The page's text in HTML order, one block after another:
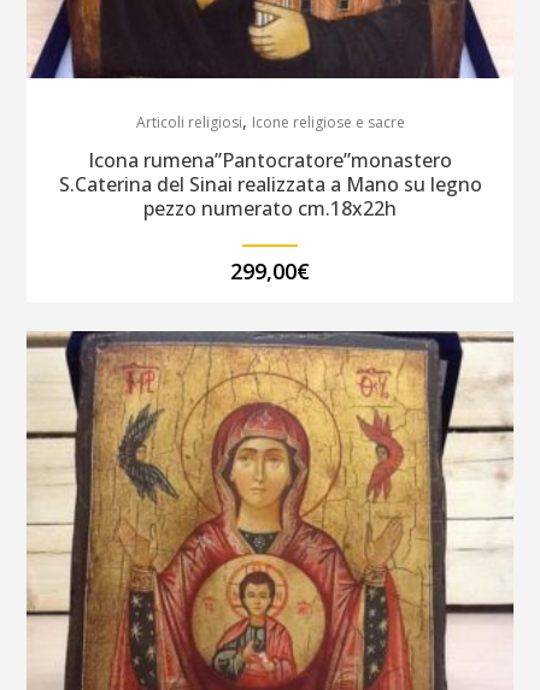
Articoli religiosi, Icone religiose e sacre
Icona rumena”Pantocratore”monastero
S.Caterina del Sinai realizzata a Mano su legno
pezzo numerato cm.18x22h
299,00€